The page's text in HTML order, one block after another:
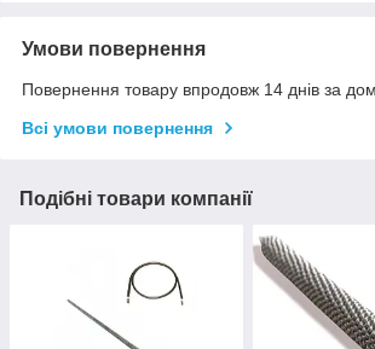
Умови повернення
Повернення товару впродовж 14 днів за
Всі умови повернення
Подібні товари компанії